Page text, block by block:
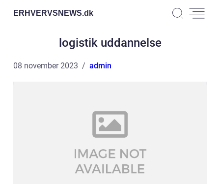
ERHVERVSNEWS.dk
logistik uddannelse
08 november 2023 admin